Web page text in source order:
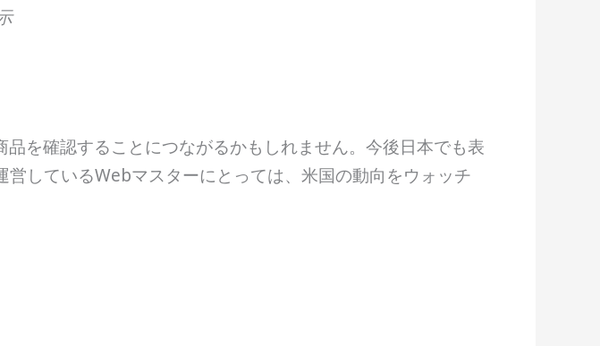
を確認することにつながるかもしれません。今後日本でも表
しているWebマスターにとっては、米国の動向をウォッチ